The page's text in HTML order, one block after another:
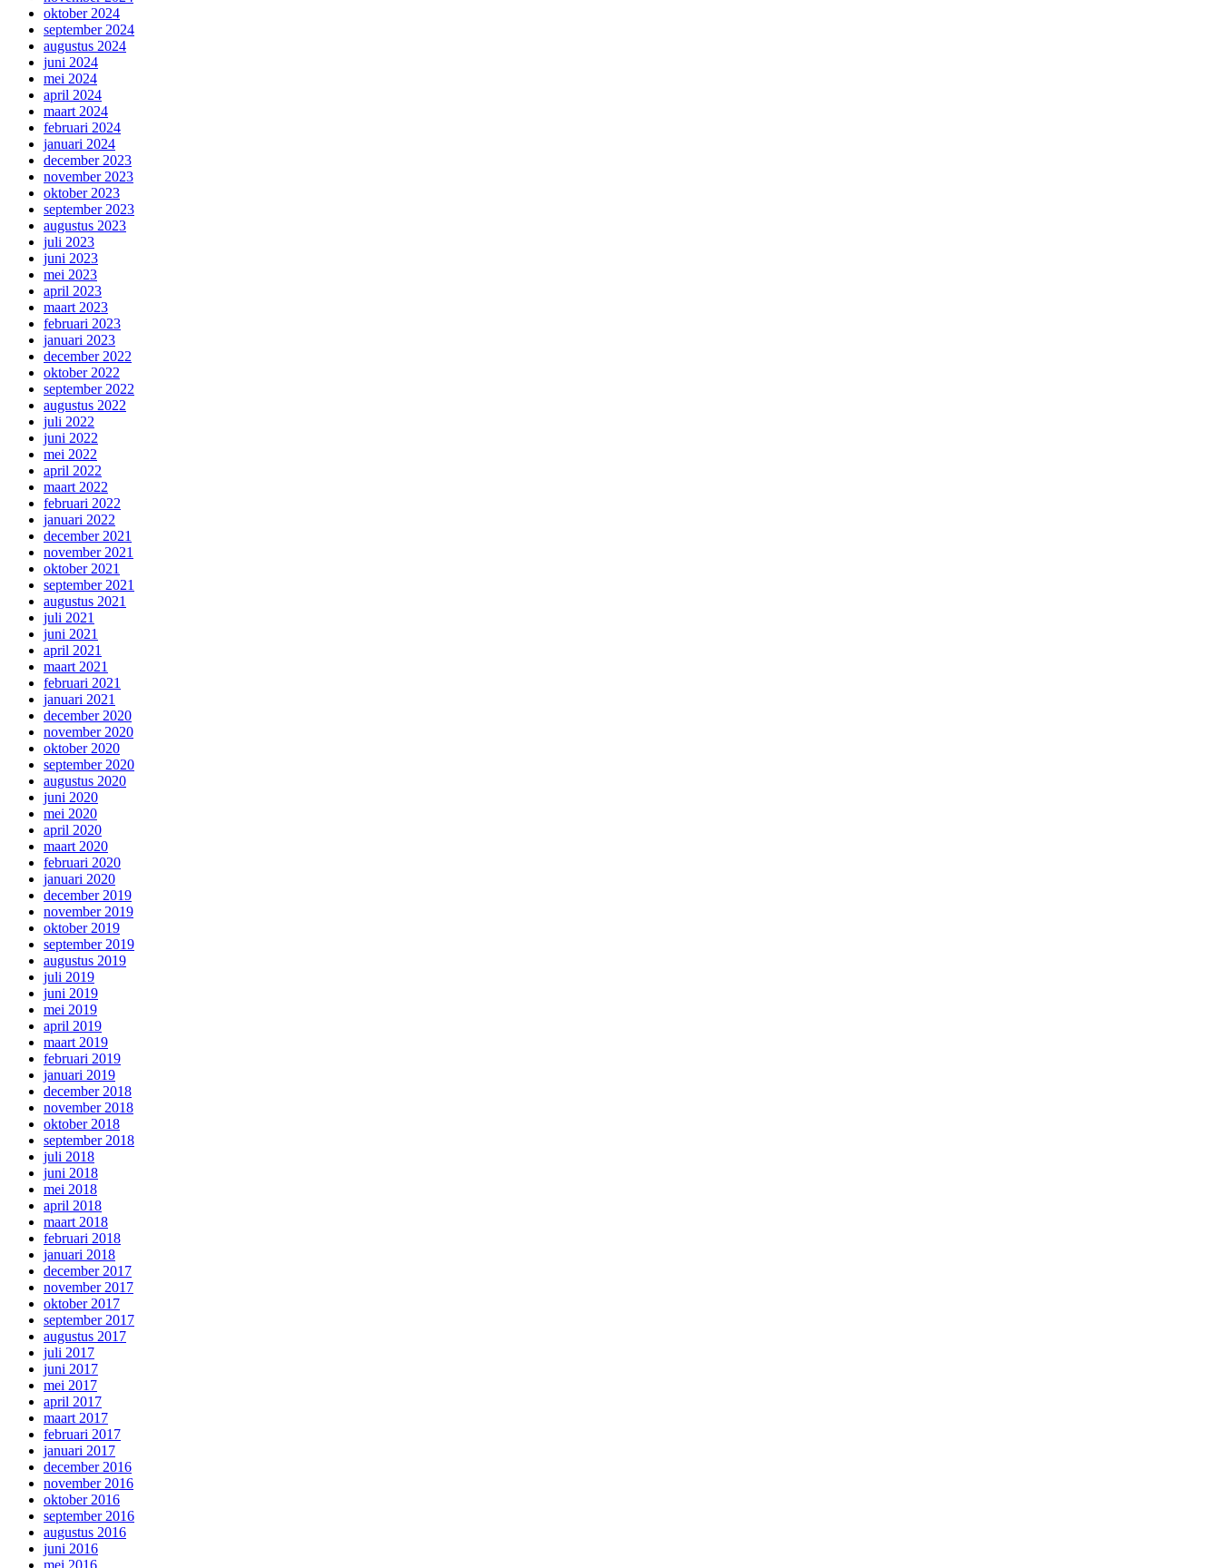
oktober 2024
september 2024
augustus 2024
juni 2024
mei 2024
april 2024
maart 2024
februari 2024
januari 2024
december 2023
november 2023
oktober 2023
september 2023
augustus 2023
juli 2023
juni 2023
mei 2023
april 2023
maart 2023
februari 2023
januari 2023
december 2022
oktober 2022
september 2022
augustus 2022
juli 2022
juni 2022
mei 2022
april 2022
maart 2022
februari 2022
januari 2022
december 2021
november 2021
oktober 2021
september 2021
augustus 2021
juli 2021
juni 2021
april 2021
maart 2021
februari 2021
januari 2021
december 2020
november 2020
oktober 2020
september 2020
augustus 2020
juni 2020
mei 2020
april 2020
maart 2020
februari 2020
januari 2020
december 2019
november 2019
oktober 2019
september 2019
augustus 2019
juli 2019
juni 2019
mei 2019
april 2019
maart 2019
februari 2019
januari 2019
december 2018
november 2018
oktober 2018
september 2018
juli 2018
juni 2018
mei 2018
april 2018
maart 2018
februari 2018
januari 2018
december 2017
november 2017
oktober 2017
september 2017
augustus 2017
juli 2017
juni 2017
mei 2017
april 2017
maart 2017
februari 2017
januari 2017
december 2016
november 2016
oktober 2016
september 2016
augustus 2016
juni 2016
mei 2016